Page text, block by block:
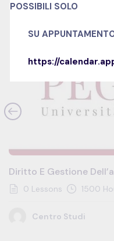
Diritto E Gestione
0 Lessons 1500
Centro Studi
POSSIBILI SOLO
SU
https://